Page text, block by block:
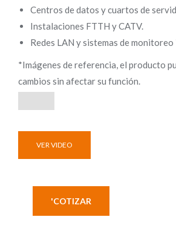
Centros de datos y cuartos de
Instalaciones FTTH y CATV.
Redes LAN y sistemas de
*Imágenes de referencia, el producto
cambios sin afectar su función.
VER VIDEO
'COTIZAR